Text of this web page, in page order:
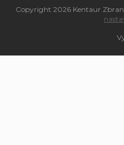
Copyright 2026 Kentaur